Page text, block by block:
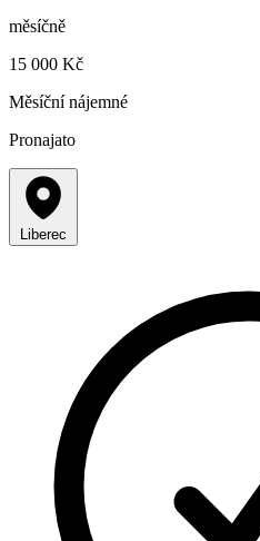
měsíčně
15 000 Kč
Měsíční nájemné
Pronajato
Liberec